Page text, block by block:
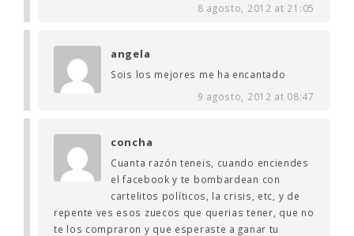
8 agosto, 2012 at 21:05
angela
Sois los mejores me ha encantado
9 agosto, 2012 at 08:47
concha
Cuanta razón teneis, cuando enciendes
el facebook y te bombardean con
cartelitos políticos, la crisis, etc, y de
repente ves esos zuecos que querias tener, que no
te los compraron y que esperaste a ganar tu